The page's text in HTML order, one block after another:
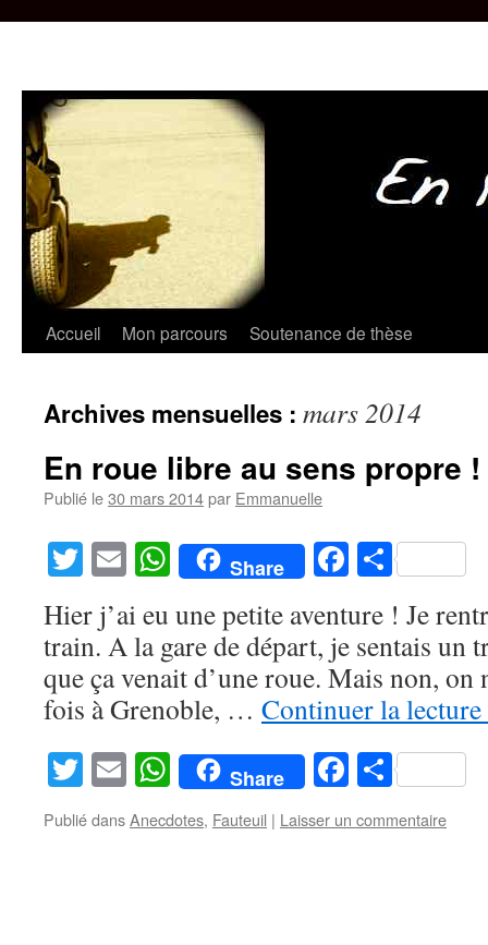
Aller
contenu
Accueil Mon parcours Soutenance de thèse
Archives mensuelles : mars 2014
En roue libre au sens propre !
Publié le30 mars 2014par Emmanuelle
Twitter
EmailWhatsApp
Share Facebook
Hier j’ai eu une petite aventure ! Je
train. A la gare de départ, je sentais un
que ça venait d’une roue. Mais non,
fois à Grenoble, … Continuer la lecture
Twitter
EmailWhatsApp
Share Facebook
Publié dansAnecdotes, Fauteuil | Laisser un commentaire